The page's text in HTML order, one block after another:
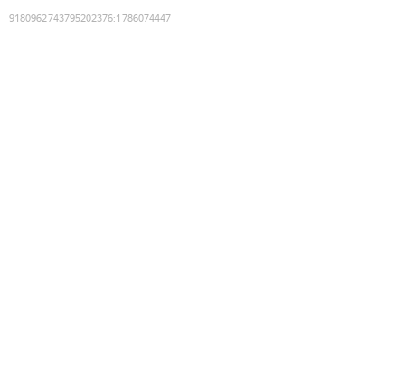
9180962743795202376:1786074447